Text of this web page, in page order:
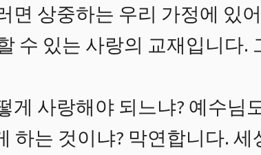
면 상중하는 우리 가정에 있
수 있는 사랑의 교재입니다.
게 사랑해야 되느냐? 예수님
하는 것이냐? 막연합니다.